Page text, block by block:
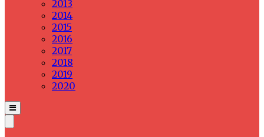
2013
2014
2015
2016
2017
2018
2019
2020